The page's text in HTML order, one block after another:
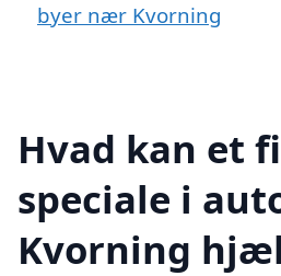
byer nær Kvorning
Hvad kan et
speciale i
Kvorning